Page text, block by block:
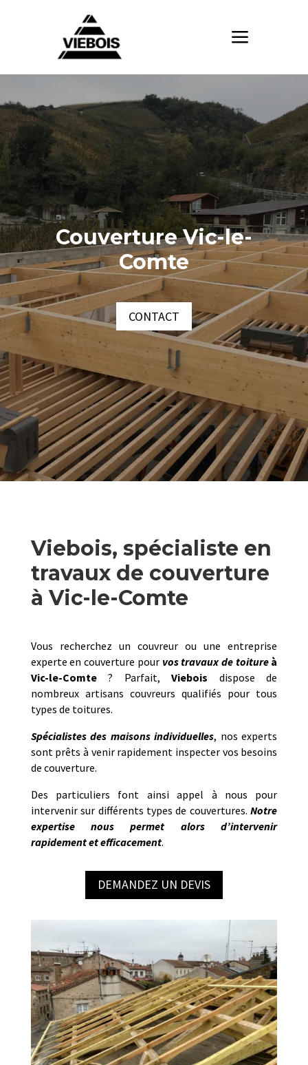
Couverture Vic-le-
Comte
CONTACT
Viebois, spécialiste en
travaux de couverture
à Vic-le-Comte
Vous recherchez un couvreur ou une entreprise
experte en couverture pour vos travaux de toiture à
Vic-le-Comte? Parfait,Viebois dispose de
nombreux artisans couvreurs qualifiés pour tous
types de toitures.
Spécialistes des maisons individuelles, nos experts
sont prêts à venir rapidement inspecter vos besoins
de couverture.
Des particuliers font ainsi appel à nous pour
intervenir sur différents types de couvertures.Notre
expertise nous permet alors d’intervenir
rapidement et efficacement.
DEMANDEZ UN DEVIS